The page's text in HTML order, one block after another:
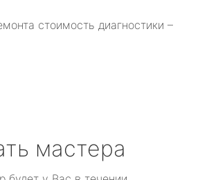
стоимость диагностики –
мастера